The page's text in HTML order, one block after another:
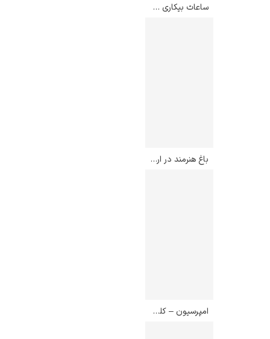
ساعات بیکاری – ویلیام مریت چیس
باغ هنرمند در ارانی – کامی پیسارو
امپرسیون – کلود مونه